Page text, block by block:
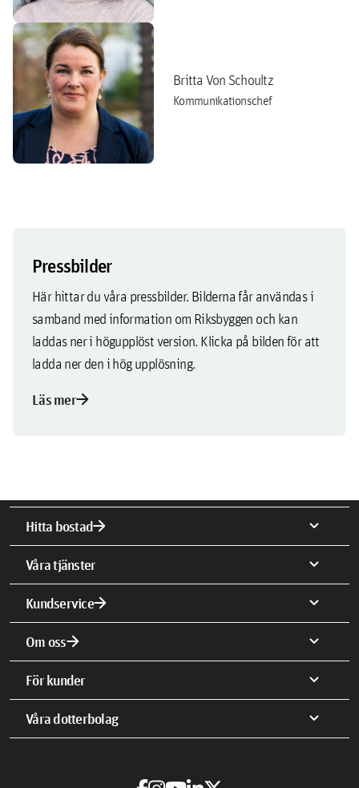
Britta Von Schoultz
Kommunikationschef
Pressbilder
Här hittar du våra pressbilder. Bilderna får användas i
samband med information om Riksbyggen och kan
laddas ner i högupplöst version. Klicka på bilden för att
ladda ner den i hög upplösning.
Läs merarrow_forward
Hitta bostadarrow_forward expand_more
Våra tjänster expand_more
Kundservicearrow_forward expand_more
Om ossarrow_forward expand_more
För kunder expand_more
Våra dotterbolag expand_more